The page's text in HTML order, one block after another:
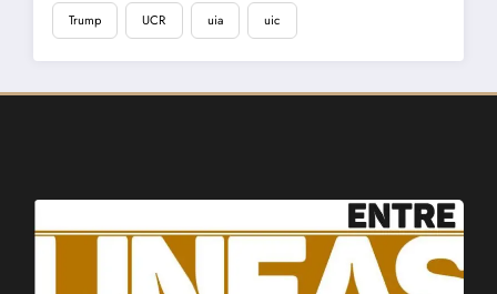
Trump UCR uia uic